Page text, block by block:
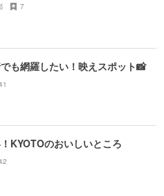
7
も網羅したい！映えスポット📸
KYOTOのおいしいところ